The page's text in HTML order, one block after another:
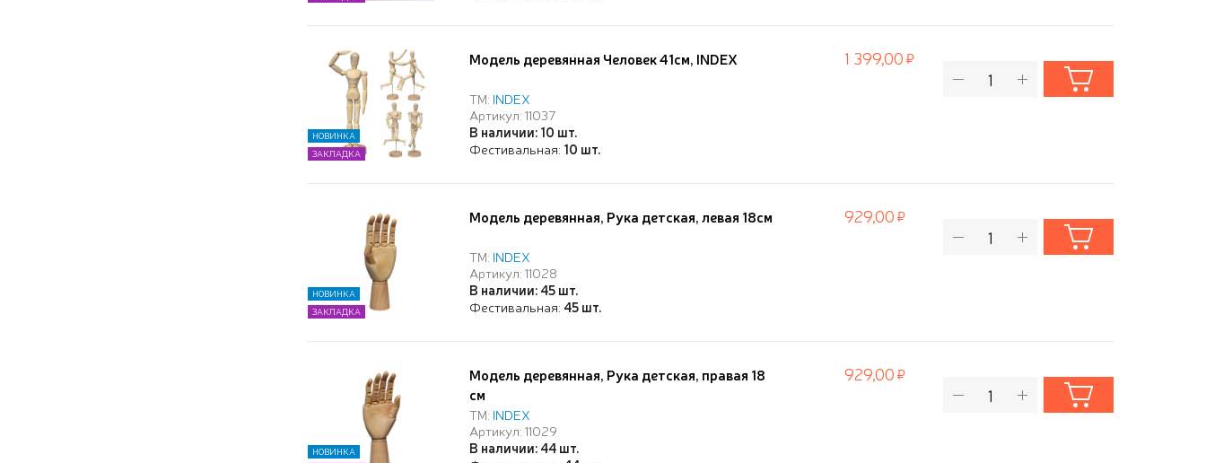
Модель деревянная Человек 41см, INDEX
ТМ: INDEX
Артикул: 11037
В наличии: 10 шт.
Фестивальная: 10 шт.
НОВИНКА
ЗАКЛАДКА
1 399,00
Модель деревянная, Рука детская, левая 18см
ТМ: INDEX
Артикул: 11028
В наличии: 45 шт.
Фестивальная: 45 шт.
НОВИНКА
ЗАКЛАДКА
929,00
Модель деревянная, Рука детская, правая 18
см
ТМ: INDEX
Артикул: 11029
В наличии: 44 шт.
НОВИНКА
929,00